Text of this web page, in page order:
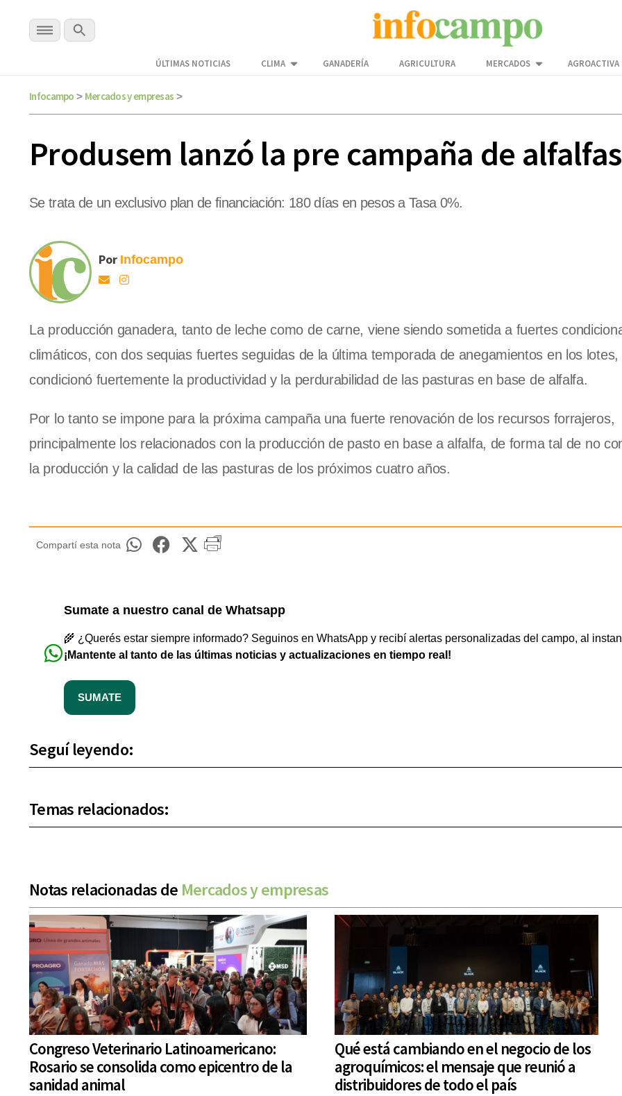
ÚLTIMAS NOTICIAS CLIMA GANADERÍA AGRICULTURA MERCADOS AGROACTIVA
Infocampo > Mercados y empresas >
Produsem lanzó la pre campaña de alfalfas
Se trata de un exclusivo plan de financiación: 180 días en pesos a Tasa 0%.
Por Infocampo
La producción ganadera, tanto de leche como de carne, viene siendo sometida a fuertes
climáticos, con dos sequias fuertes seguidas de la última temporada de anegamientos en los lotes,
condicionó fuertemente la productividad y la perdurabilidad de las pasturas en base de alfalfa.
Por lo tanto se impone para la próxima campaña una fuerte renovación de los recursos forrajeros,
principalmente los relacionados con la producción de pasto en base a alfalfa, de forma tal de no
la producción y la calidad de las pasturas de los próximos cuatro años.
Compartí esta nota
Sumate a nuestro canal de Whatsapp
🌾 ¿Querés estar siempre informado? Seguinos en WhatsApp y recibí alertas personalizadas del campo, al
¡Mantente al tanto de las últimas noticias y actualizaciones en tiempo real!
SUMATE
Seguí leyendo:
Temas relacionados:
Notas relacionadas de Mercados y empresas
Congreso Veterinario Latinoamericano:
Rosario se consolida como epicentro de la
sanidad animal
Qué está cambiando en el negocio de los
agroquímicos: el mensaje que reunió a
distribuidores de todo el país